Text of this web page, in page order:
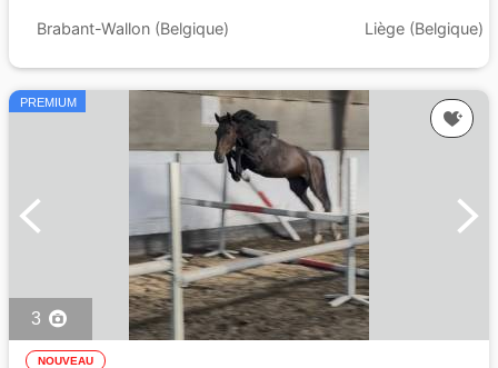
Brabant-Wallon (Belgique) Liège (Belgique)
PREMIUM
3
NOUVEAU